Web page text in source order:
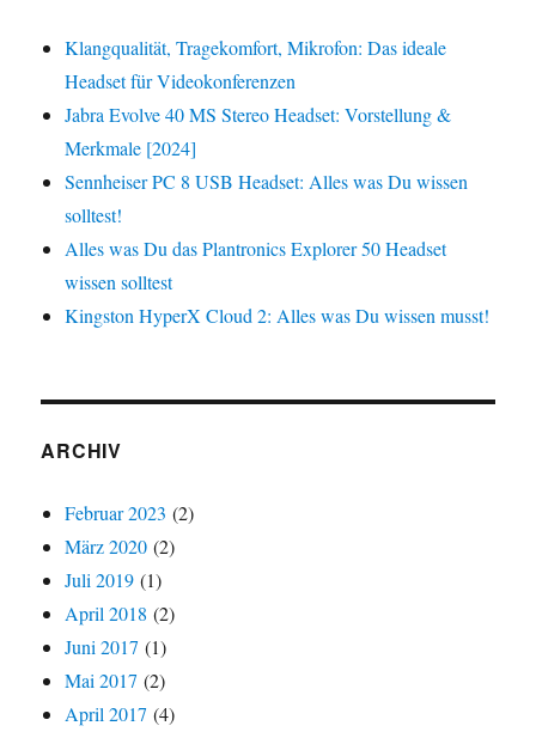
Klangqualität, Tragekomfort, Mikrofon: Das ideale
Headset für Videokonferenzen
Jabra Evolve 40 MS Stereo Headset: Vorstellung &
Merkmale [2024]
Sennheiser PC 8 USB Headset: Alles was Du wissen
solltest!
Alles was Du das Plantronics Explorer 50 Headset
wissen solltest
Kingston HyperX Cloud 2: Alles was Du wissen musst!
ARCHIV
Februar 2023 (2)
März 2020 (2)
Juli 2019 (1)
April 2018 (2)
Juni 2017 (1)
Mai 2017 (2)
April 2017 (4)